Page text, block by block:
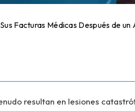
Facturas Médicas Después de
resultan en lesiones